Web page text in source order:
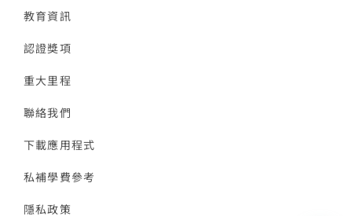
教育資訊
認證獎項
重大里程
聯絡我們
下載應用程式
私補學費參考
隱私政策